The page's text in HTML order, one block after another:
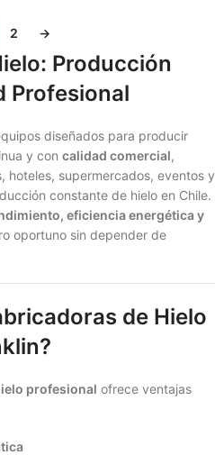
2 →
Producción
Profesional
diseñados para producir
y con calidad comercial,
hoteles, supermercados, eventos y
constante de hielo en Chile.
eficiencia energética y
oportuno sin depender de
de Hielo
profesional ofrece ventajas